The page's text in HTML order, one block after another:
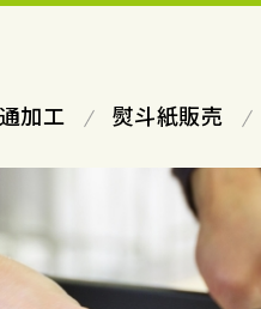
加工 熨斗紙販売